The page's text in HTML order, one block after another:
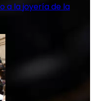
a la joyería de la